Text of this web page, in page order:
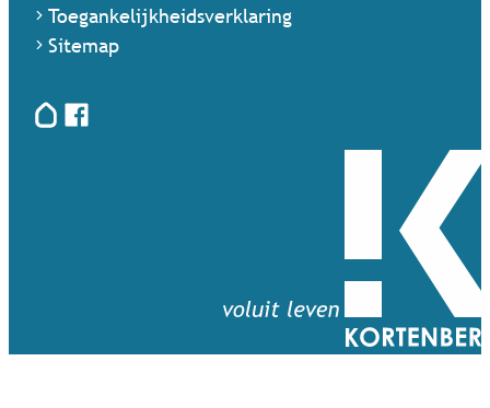
Toegankelijkheidsverklaring
Sitemap
HoplrFacebook